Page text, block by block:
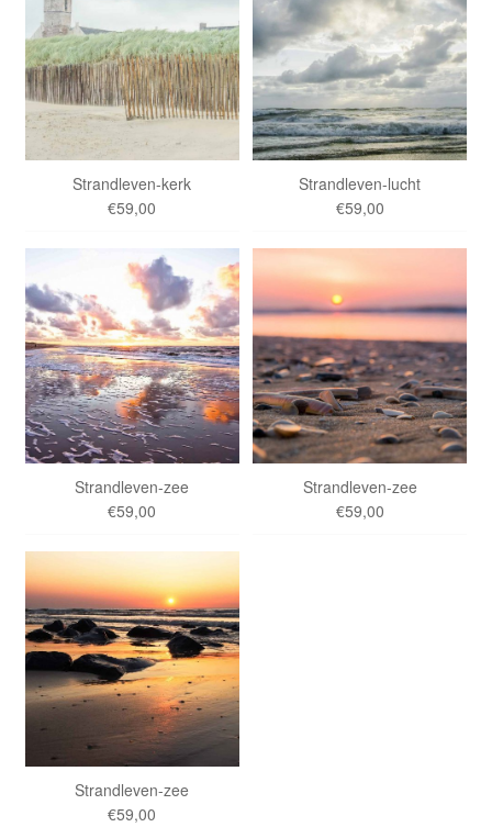
Strandleven-kerk
€59,00
Strandleven-lucht
€59,00
Strandleven-zee
€59,00
Strandleven-zee
€59,00
Strandleven-zee
€59,00